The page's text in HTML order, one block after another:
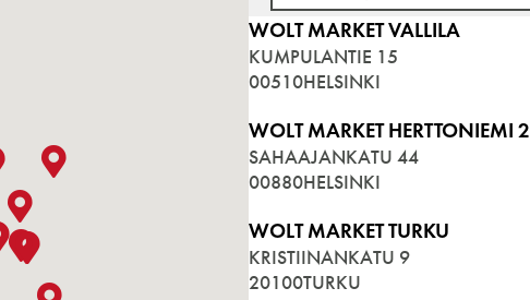
WOLT MARKET VALLILA
KUMPULANTIE 15
00510HELSINKI
WOLT MARKET HERTTONIEMI 2
SAHAAJANKATU 44
00880HELSINKI
WOLT MARKET TURKU
KRISTIINANKATU 9
20100TURKU